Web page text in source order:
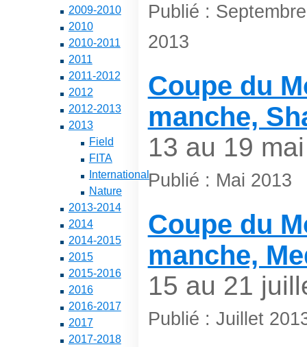
2009-2010
2010
2010-2011
2011
2011-2012
2012
2012-2013
2013
Field
FITA
International
Nature
2013-2014
2014
2014-2015
2015
2015-2016
2016
2016-2017
2017
2017-2018
Publié :
2013
Coupe du
manche,
13 au 19 mai
Publié : Mai 2013
Coupe du
manche,
15 au 21
Publié : Juillet